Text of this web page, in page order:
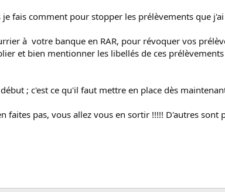
fais comment pour stopper les prélèvements que j'ai
à votre banque en RAR, pour révoquer vos
et bien mentionner les libellés de ces
; c'est ce qu'il faut mettre en place dès
faites pas, vous allez vous en sortir !!!!! D'autres